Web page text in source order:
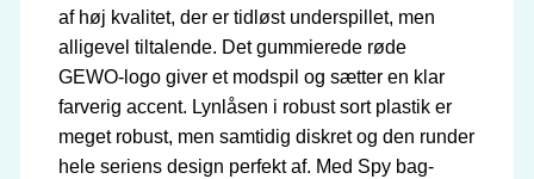
af høj kvalitet, der er tidløst underspillet, men
alligevel tiltalende. Det gummierede røde
GEWO-logo giver et modspil og sætter en klar
farverig accent. Lynlåsen i robust sort plastik er
meget robust, men samtidig diskret og den runder
hele seriens design perfekt af. Med Spy bag-